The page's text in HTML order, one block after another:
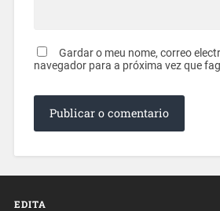
Gardar o meu nome, correo
navegador para a próxima vez que
EDITA